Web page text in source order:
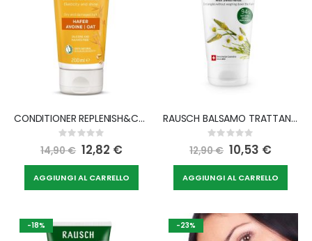
CONDITIONER REPLENISH&CARE AVENA 200 ML
Rating:
0%
14,90 € Special
Price
12,82 €
AGGIUNGI AL CARRELLO
RAUSCH BALSAMO TRATTANTE ALLE ERBE SVIZZERE 150 ML
Rating:
0%
12,90 € Special
Price
10,53 €
AGGIUNGI AL CARRELLO
-18% -23%